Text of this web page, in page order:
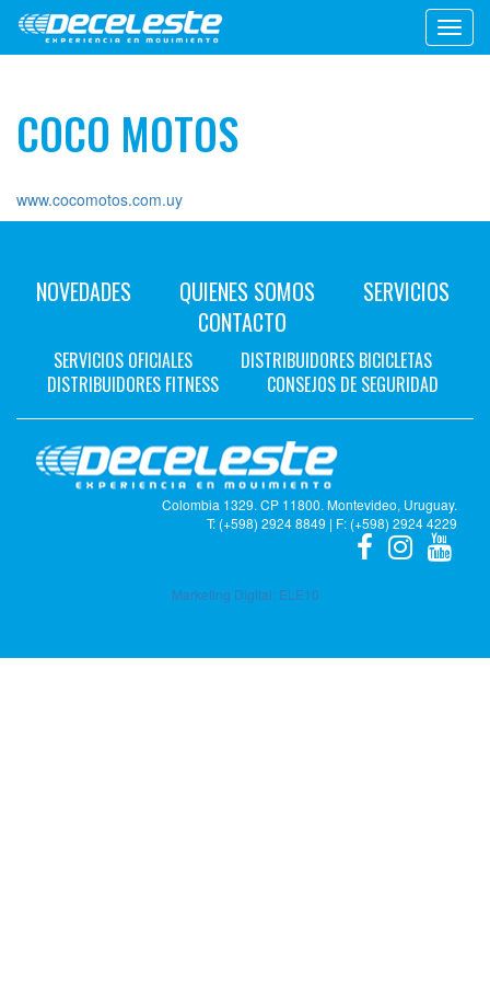
COCO MOTOS
www.cocomotos.com.uy
NOVEDADES QUIENES SOMOS
SERVICIOS
CONTACTO
SERVICIOS OFICIALES
DISTRIBUIDORES BICICLETAS
DISTRIBUIDORES FITNESS
CONSEJOS DE SEGURIDAD
Colombia 1329. CP 11800. Montevideo, Uruguay.
T: (+598) 2924 8849 | F: (+598) 2924 4229
Marketing Digital: ELE10